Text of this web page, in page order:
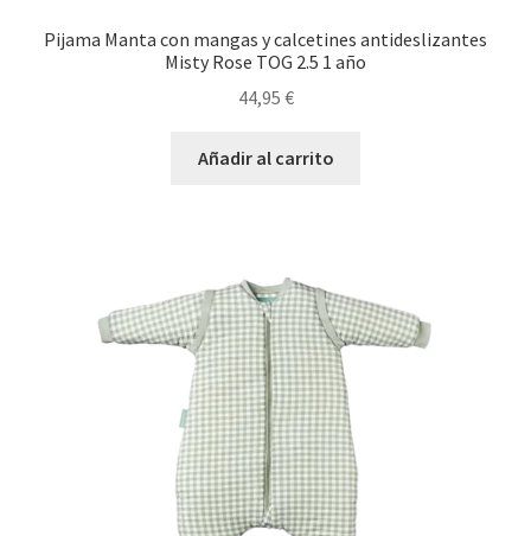
Pijama Manta con mangas y calcetines antideslizantes
Misty Rose TOG 2.5 1 año
44,95 €
Añadir al carrito